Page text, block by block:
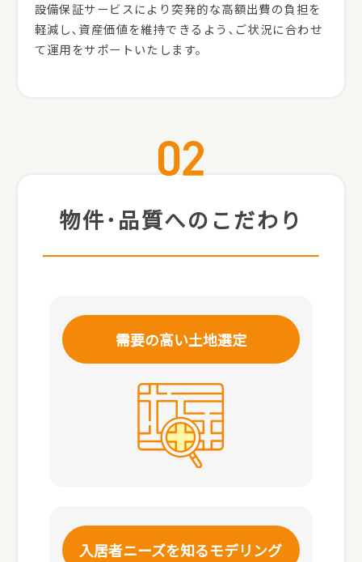
設備保証サービスにより突発的な高額出費の負担を
軽減し､資産価値を維持できるよう､ご状況に合わせ
て運用をサポートいたします。
物件･品質へのこだわり
需要の高い土地選定
入居者ニーズを知るモデリング